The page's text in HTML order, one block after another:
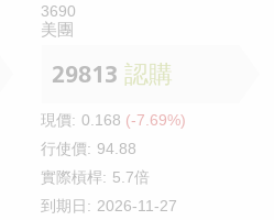
3690
美團
29813 認購
現價: 0.168 (-7.69%)
行使價: 94.88
實際槓桿: 5.7倍
到期日: 2026-11-27